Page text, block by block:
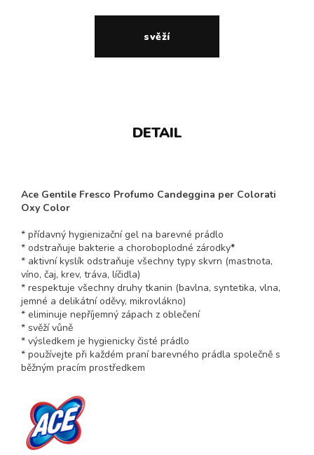
svěží
DETAIL
Ace Gentile Fresco Profumo Candeggina per Colorati
Oxy Color
* přídavný hygienizační gel na barevné prádlo
* odstraňuje bakterie a choroboplodné zárodky*
* aktivní kyslík odstraňuje všechny typy skvrn (mastnota,
víno, čaj, krev, tráva, líčidla)
* respektuje všechny druhy tkanin (bavlna, syntetika, vlna,
jemné a delikátní oděvy, mikrovlákno)
* eliminuje nepříjemný zápach z oblečení
* svěží vůně
* výsledkem je hygienicky čisté prádlo
* používejte při každém praní barevného prádla společně s
běžným pracím prostředkem